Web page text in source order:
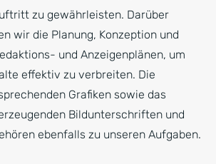
zu gewährleisten. Darüber
wir die Planung, Konzeption und
und Anzeigenplänen, um
effektiv zu verbreiten. Die
Grafiken sowie das
Bildunterschriften und
ebenfalls zu unseren Aufgaben.